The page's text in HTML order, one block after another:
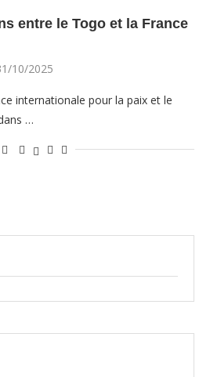
entre le Togo et la France
10/2025
internationale pour la paix et le
…